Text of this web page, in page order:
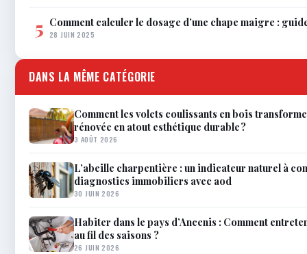
5 Comment calculer le dosage d’une chape maigre :
28 JUIN 2025
DANS LA MÊME CATÉGORIE
Comment les volets coulissants en bois
rénovée en atout esthétique durable ?
3 AOÛT 2026
L’abeille charpentière : un indicateur naturel à
diagnostics immobiliers avec aod
30 JUIN 2026
Habiter dans le pays d’Ancenis : Comment
au fil des saisons ?
26 JUIN 2026